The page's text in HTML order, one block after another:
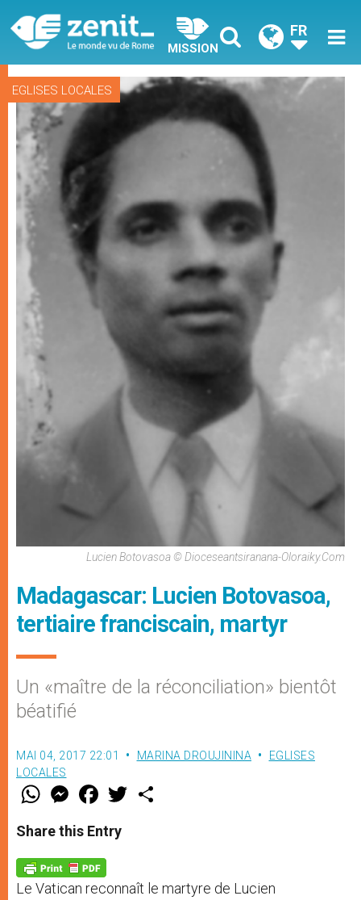
MISSION
FR
EGLISES LOCALES
Lucien Botovasoa © Dioceseantsiranana-Oloraiky.com
Madagascar: Lucien Botovasoa,
tertiaire franciscain, martyr
Un «maître de la réconciliation» bientôt
béatifié
MAI 04, 2017 22:01 MARINA DROUJININA
EGLISES
LOCALES
W
t
s
p
p
M
e
s
e
g
e
r
F
a
e
b
o
k
w
Share this Entry
Le Vatican reconnaît le martyre de Lucien